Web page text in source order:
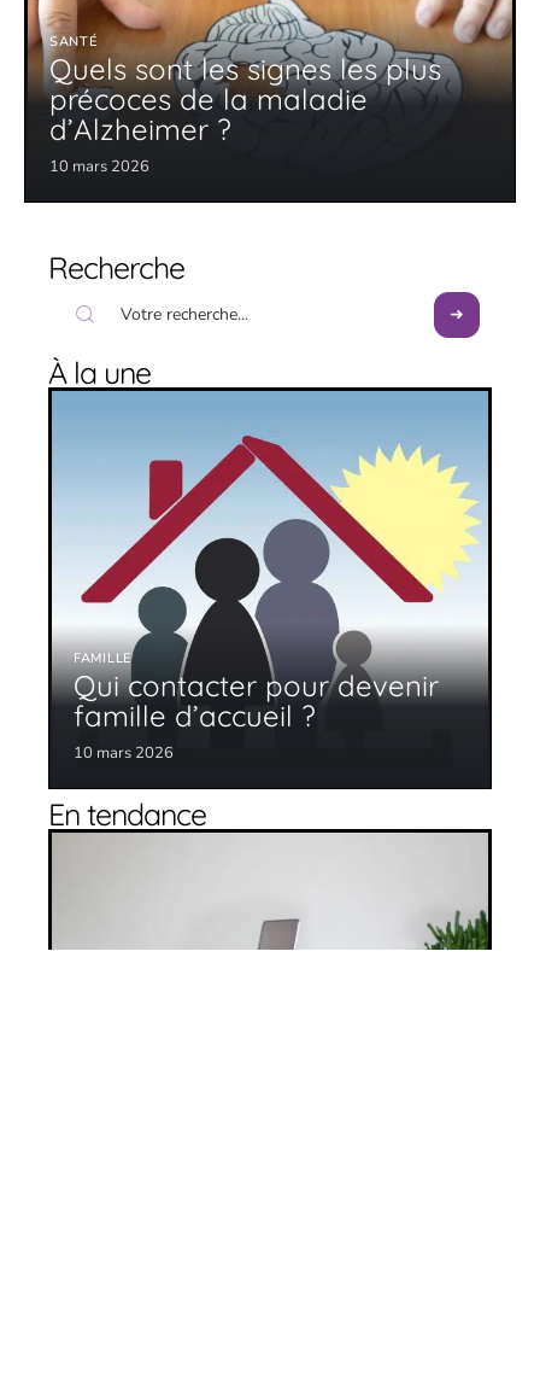
SANTÉ
Quels sont les signes les plus
précoces de la maladie
d’Alzheimer ?
10 mars 2026
Recherche
À la une
FAMILLE
Qui contacter pour devenir
famille d’accueil ?
10 mars 2026
En tendance